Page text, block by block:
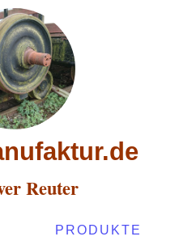
Reuter
PRODUKTE